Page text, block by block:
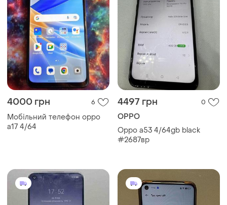
4000 грн 6
Мобільний телефон oppo
а17 4/64
4497 грн 0
OPPO
Oppo a53 4/64gb black
#2687вр